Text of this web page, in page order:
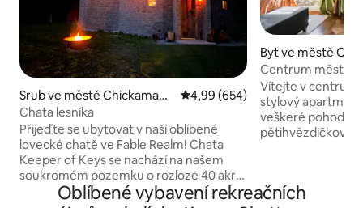
Srub ve městě Chickamaug
a
Průměrné hodnocení 4,99 z 5,
4,99 (654)
Chata lesníka
Přijeďte se ubytovat v naší oblíbené
lovecké chatě ve Fable Realm! Chata
Keeper of Keys se nachází na našem
soukromém pozemku o rozloze 40 akrů.
Vyzkoušej si své dovednosti při lovu
Byt ve městě
Centrum města /
odjezdu / KING
ZDARMA!
Vítejte v centru
stylový apartmán
veškeré pohodlí
pracovní prostor
Oblíbené vybavení rekreačních